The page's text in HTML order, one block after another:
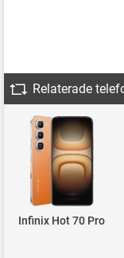
Relaterade
Infinix Hot 70 Pro